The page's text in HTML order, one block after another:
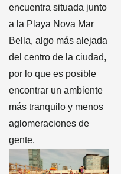
encuentra situada junto
a la Playa Nova Mar
Bella, algo más alejada
del centro de la ciudad,
por lo que es posible
encontrar un ambiente
más tranquilo y menos
aglomeraciones de
gente.